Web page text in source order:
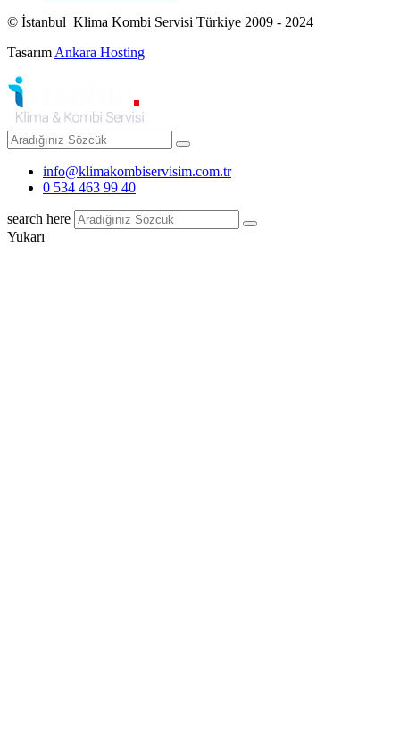
© İstanbul Klima Kombi Servisi Türkiye 2009 - 2024
Tasarım Ankara Hosting
info@klimakombiservisim.com.tr
0 534 463 99 40
search here
Yukarı